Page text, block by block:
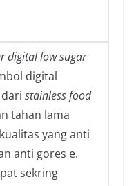
digital low sugar
digital
stainless food
tahan lama
yang anti
anti gores e.
sekring